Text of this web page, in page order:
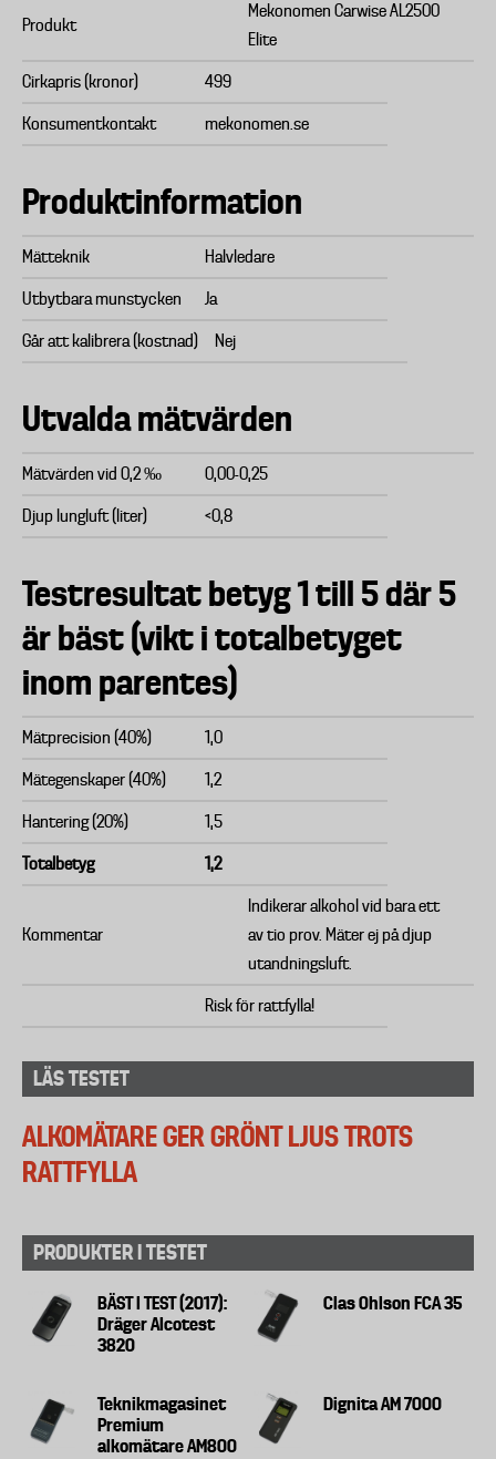
Produkt
Mekonomen Carwise AL2500
Elite
Cirkapris (kronor) 499
Konsumentkontakt mekonomen.se
Produktinformation
Mätteknik Halvledare
Utbytbara munstycken Ja
Går att kalibrera (kostnad) Nej
Utvalda mätvärden
Mätvärden vid 0,2 ‰ 0,00-0,25
Djup lungluft (liter) <0,8
Testresultat betyg 1 till 5 där 5
är bäst (vikt i totalbetyget
inom parentes)
Mätprecision (40%) 1,0
Mätegenskaper (40%) 1,2
Hantering (20%) 1,5
Totalbetyg 1,2
Kommentar
Indikerar alkohol vid bara ett
av tio prov. Mäter ej på djup
utandningsluft.
Risk för rattfylla!
LÄS TESTET
ALKOMÄTARE GER GRÖNT LJUS TROTS
RATTFYLLA
PRODUKTER I TESTET
BÄST I TEST (2017):
Dräger Alcotest
3820
Clas Ohlson FCA 35
Teknikmagasinet
Premium
alkomätare AM800
Dignita AM 7000